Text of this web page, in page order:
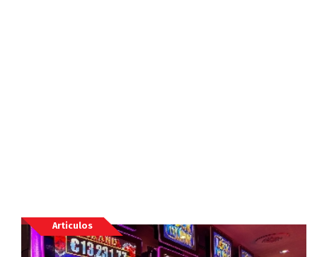
Articulos